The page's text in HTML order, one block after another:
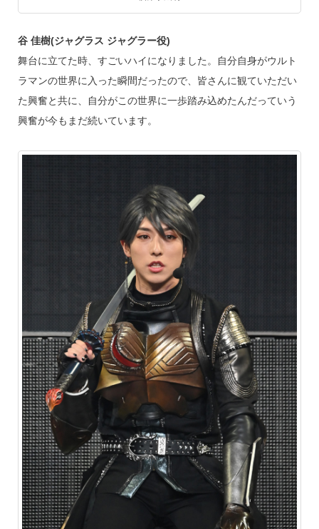
谷 佳樹(ジャグラス ジャグラー役)
舞台に立てた時、すごいハイになりました。自分自身がウルト
ラマンの世界に入った瞬間だったので、皆さんに観ていただい
た興奮と共に、自分がこの世界に一歩踏み込めたんだっていう
興奮が今もまだ続いています。